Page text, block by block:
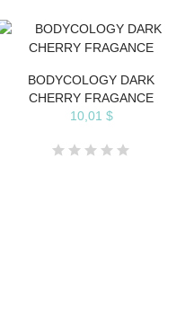
BODYCOLOGY DARK
CHERRY FRAGANCE
10,01 $